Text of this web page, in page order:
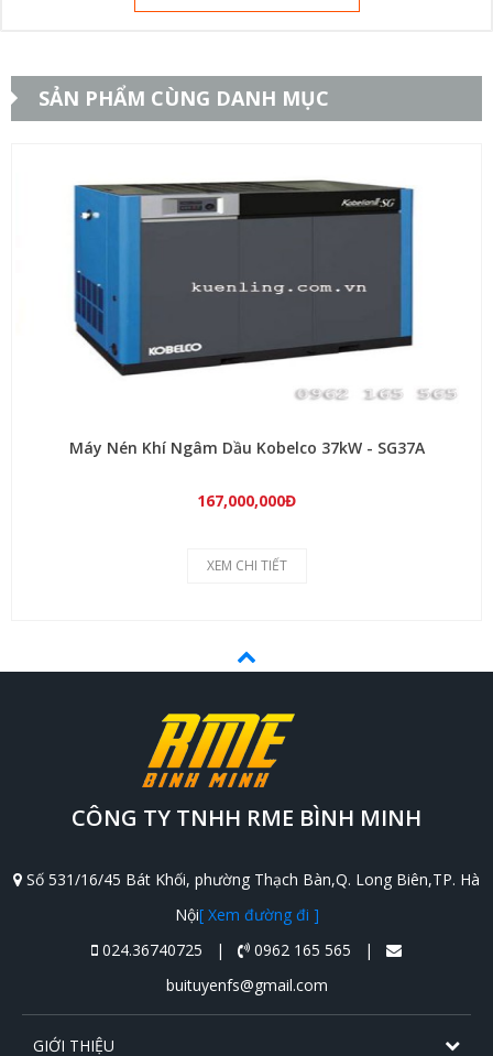
SẢN PHẨM CÙNG DANH MỤC
Máy Nén Khí Ngâm Dầu Kobelco 37kW - SG37A
167,000,000Đ
XEM CHI TIẾT
CÔNG TY TNHH RME BÌNH MINH
Số 531/16/45 Bát Khối, phường Thạch Bàn,Q. Long Biên,TP. Hà
Nội[ Xem đường đi ]
024.36740725 |
0962 165 565 |
buituyenfs@gmail.com
GIỚI THIỆU